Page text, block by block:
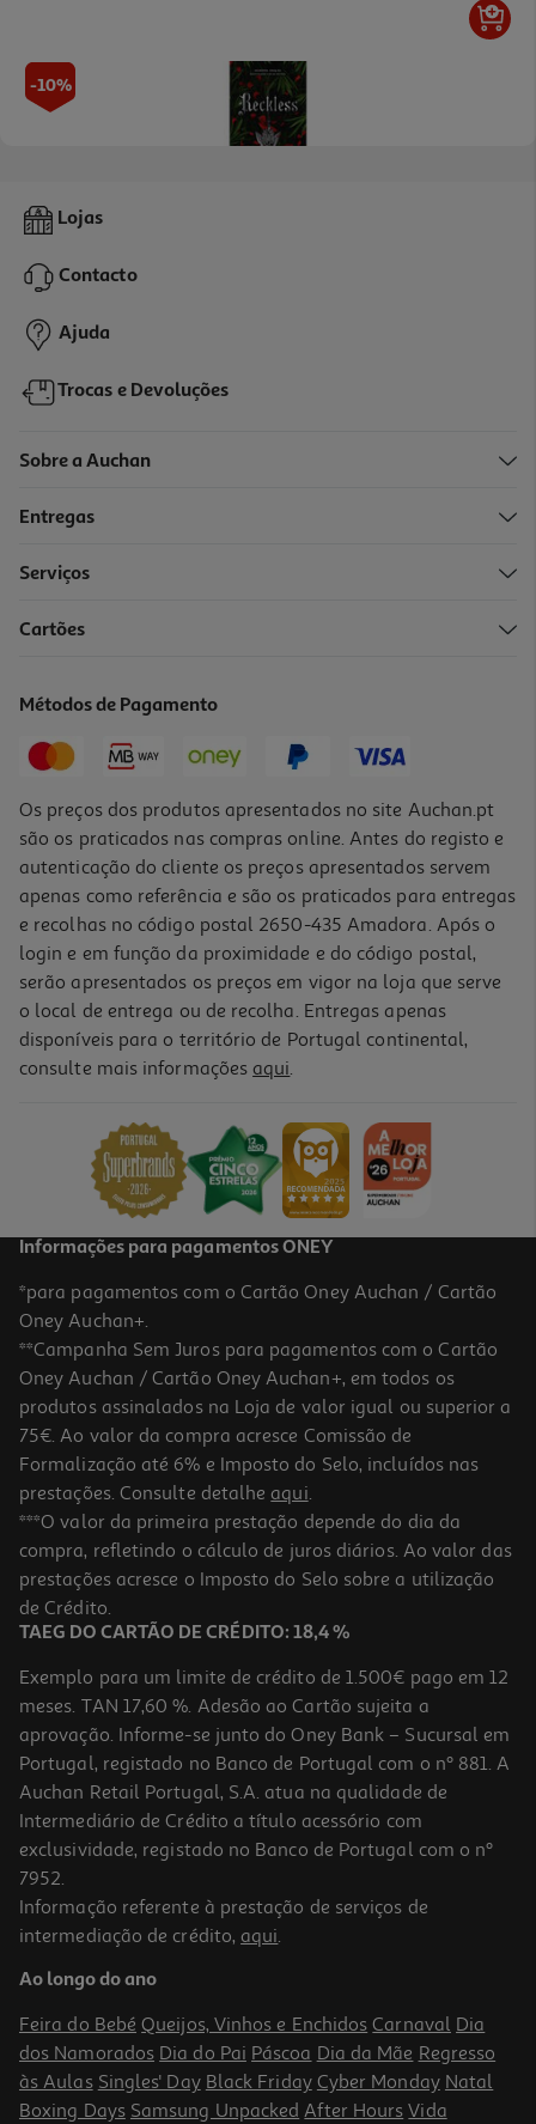
-10%
Livro Reckless De Lauren Roberts
18,85 € PVP de editor
16,97 €
-10%
19,50 € PVP de editor
-10%
Livro Caro Leitor De Tate James
PVP de editor
17,55 €
-10%
Livro Flawless De Elsie Silver
16.65 €/un
18,50 € PVP de editor
16,65 €
-10%
Livro Heartless De Elsie Silver
16.65 €/un
PVP de editor
16,65 €
Lojas
Contacto
Ajuda
Trocas e Devoluções
Sobre a Auchan
Entregas
Serviços
Cartões
Métodos de Pagamento
Os preços dos produtos apresentados no site Auchan.pt
são os praticados nas compras online. Antes do registo e
autenticação do cliente os preços apresentados servem
apenas como referência e são os praticados para entregas
e recolhas no código postal 2650-435 Amadora. Após o
login e em função da proximidade e do código postal,
serão apresentados os preços em vigor na loja que serve
o local de entrega ou de recolha. Entregas apenas
disponíveis para o território de Portugal continental,
consulte mais informações aqui.
Informações para pagamentos ONEY
*para pagamentos com o Cartão Oney Auchan / Cartão
Oney Auchan+.
**Campanha Sem Juros para pagamentos com o Cartão
Oney Auchan / Cartão Oney Auchan+, em todos os
produtos assinalados na Loja de valor igual ou superior a
75€. Ao valor da compra acresce Comissão de
Formalização até 6% e Imposto do Selo, incluídos nas
prestações. Consulte detalhe aqui.
***O valor da primeira prestação depende do dia da
compra, refletindo o cálculo de juros diários. Ao valor das
prestações acresce o Imposto do Selo sobre a utilização
de Crédito.
TAEG DO CARTÃO DE CRÉDITO: 18,4 %
Exemplo para um limite de crédito de 1.500€ pago em 12
meses. TAN 17,60 %. Adesão ao Cartão sujeita a
aprovação. Informe-se junto do Oney Bank – Sucursal em
Portugal, registado no Banco de Portugal com o nº 881. A
Auchan Retail Portugal, S.A. atua na qualidade de
Intermediário de Crédito a título acessório com
exclusividade, registado no Banco de Portugal com o nº
7952.
Informação referente à prestação de serviços de
intermediação de crédito, aqui.
Ao longo do ano
Feira do Bebé Queijos, Vinhos e Enchidos Carnaval Dia
dos Namorados Dia do Pai Páscoa Dia da Mãe Regresso
às Aulas Singles' Day Black Friday Cyber Monday Natal
Boxing Days Samsung Unpacked After Hours Vida